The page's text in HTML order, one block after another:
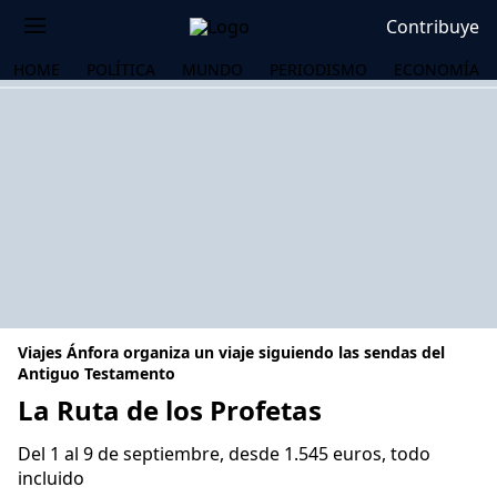
Contribuye
HOME POLÍTICA MUNDO PERIODISMO ECONOMÍA
Viajes Ánfora organiza un viaje siguiendo las sendas del
Antiguo Testamento
La Ruta de los Profetas
Del 1 al 9 de septiembre, desde 1.545 euros, todo
incluido